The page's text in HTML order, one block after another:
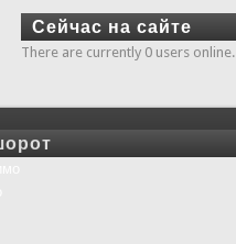
Сейчас на сайте
There are currently 0 users online.